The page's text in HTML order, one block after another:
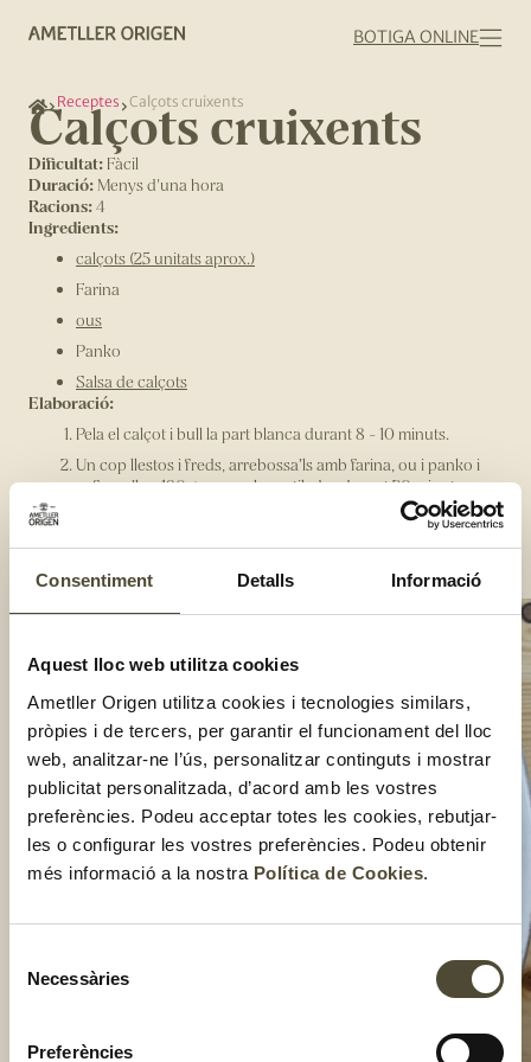
Consentiment Detalls Informació
Aquest lloc web utilitza cookies
Ametller Origen utilitza cookies i tecnologies similars,
pròpies i de tercers, per garantir el funcionament del lloc
web, analitzar-ne l’ús, personalitzar continguts i mostrar
publicitat personalitzada, d’acord amb les vostres
preferències. Podeu acceptar totes les cookies, rebutjar-
les o configurar les vostres preferències. Podeu obtenir
més informació a la nostra Política de Cookies.
Necessàries
Preferències
BOTIGA ONLINE
Receptes Calçots cruixents
Calçots cruixents
Dificultat: Fàcil
Duració: Menys d'una hora
Racions:4
Ingredients:
calçots (25 unitats aprox.)
Farina
ous
Panko
Salsa de calçots
Elaboració:
Pela el calçot i bull la part blanca durant 8 - 10 minuts.
Un cop llestos i freds, arrebossa’ls amb farina, ou i panko i
enforna’ls a 180 graus amb ventilador durant 20 minuts o